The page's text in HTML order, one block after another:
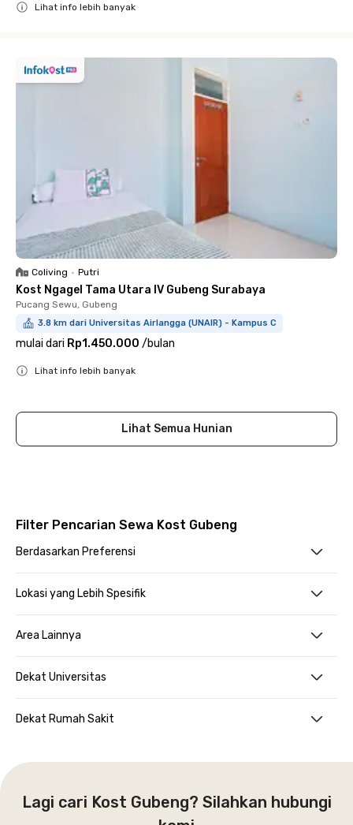
Lihat info lebih banyak
Coliving • Putri
Kost Ngagel Tama Utara IV Gubeng Surabaya
Pucang Sewu, Gubeng
3.8 km dari Universitas Airlangga (UNAIR) - Kampus C
mulai dari Rp1.450.000 /bulan
Lihat info lebih banyak
Lihat Semua Hunian
Filter Pencarian Sewa Kost Gubeng
Berdasarkan Preferensi
Lokasi yang Lebih Spesifik
Area Lainnya
Dekat Universitas
Dekat Rumah Sakit
Lagi cari Kost Gubeng? Silahkan hubungi